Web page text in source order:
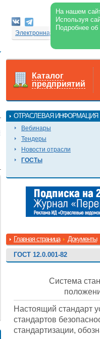
На нашем
Используя
Подробнее
Электронная версия
Каталог
предприятий
ОТРАСЛЕВАЯ ИНФОРМАЦИЯ
Вебинары
Тендеры
Новости отрасли
ГОСТы
Главная страница Документы
ГОСТ 12.0.001-82
Система
Настоящий стандарт
стандартов
стандартизации,